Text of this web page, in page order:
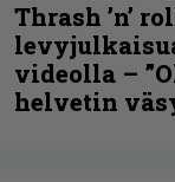
Thrash ’n’
videolla –
helvetin